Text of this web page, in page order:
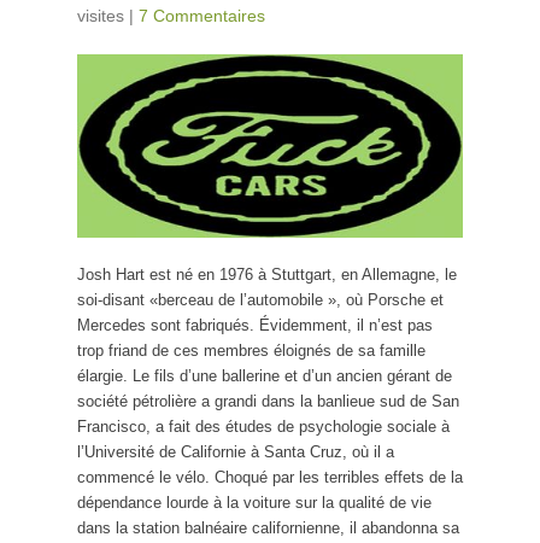
visites | 7 Commentaires
Josh Hart est né en 1976 à Stuttgart, en Allemagne, le
soi-disant «berceau de l’automobile », où Porsche et
Mercedes sont fabriqués. Évidemment, il n’est pas
trop friand de ces membres éloignés de sa famille
élargie. Le fils d’une ballerine et d’un ancien gérant de
société pétrolière a grandi dans la banlieue sud de San
Francisco, a fait des études de psychologie sociale à
l’Université de Californie à Santa Cruz, où il a
commencé le vélo. Choqué par les terribles effets de la
dépendance lourde à la voiture sur la qualité de vie
dans la station balnéaire californienne, il abandonna sa